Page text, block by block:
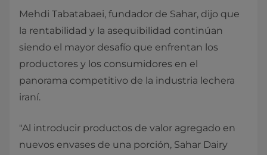
Mehdi Tabatabaei, fundador de Sahar, dijo que
la rentabilidad y la asequibilidad continúan
siendo el mayor desafío que enfrentan los
productores y los consumidores en el
panorama competitivo de la industria lechera
iraní.
"Al introducir productos de valor agregado en
nuevos envases de una porción, Sahar Dairy